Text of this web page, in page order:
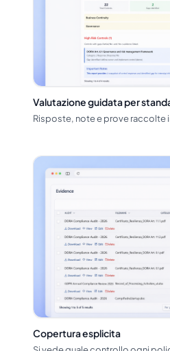
Valutazione guidata per
Risposte, note e prove raccolte
Copertura esplicita